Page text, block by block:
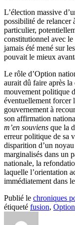
L’élection massive
possibilité de relancer
particulier,
constitutionnel avec le
jamais été mené sur
pouvait le mieux
Le rôle d’Option
aurait dû faire après
mouvement politique
éventuellement forcer
gouvernement à
son affirmation
m’en souviens que la
erreur politique de sa
disparition d’un
marginalisés dans un
nationale, la
laquelle l’orientation
immédiatement dans
Publié le chroniques
étiqueté fusion,